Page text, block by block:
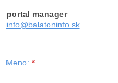
portal manager
info@balatoninfo.sk
Meno: *